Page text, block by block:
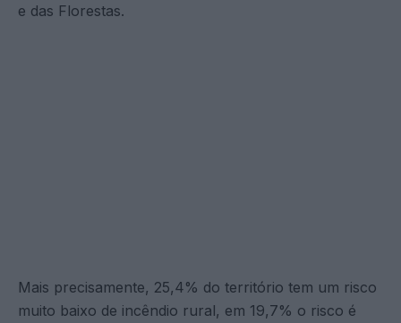
e das Florestas.
Mais precisamente, 25,4% do território tem um risco
muito baixo de incêndio rural, em 19,7% o risco é